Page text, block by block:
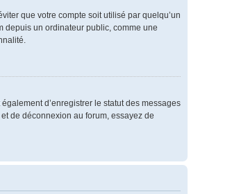
que votre compte soit utilisé par quelqu’un
depuis un ordinateur public, comme une
d’enregistrer le statut des messages
de déconnexion au forum, essayez de